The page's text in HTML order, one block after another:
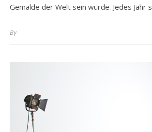
Gemälde der Welt sein würde. Jedes Jahr s
By